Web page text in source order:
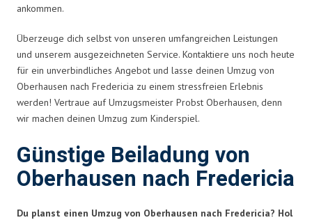
ankommen.
Überzeuge dich selbst von unseren umfangreichen Leistungen
und unserem ausgezeichneten Service. Kontaktiere uns noch heute
für ein unverbindliches Angebot und lasse deinen Umzug von
Oberhausen nach Fredericia zu einem stressfreien Erlebnis
werden! Vertraue auf Umzugsmeister Probst Oberhausen, denn
wir machen deinen Umzug zum Kinderspiel.
Günstige Beiladung von
Oberhausen nach Fredericia
Du planst einen Umzug von Oberhausen nach Fredericia? Hol